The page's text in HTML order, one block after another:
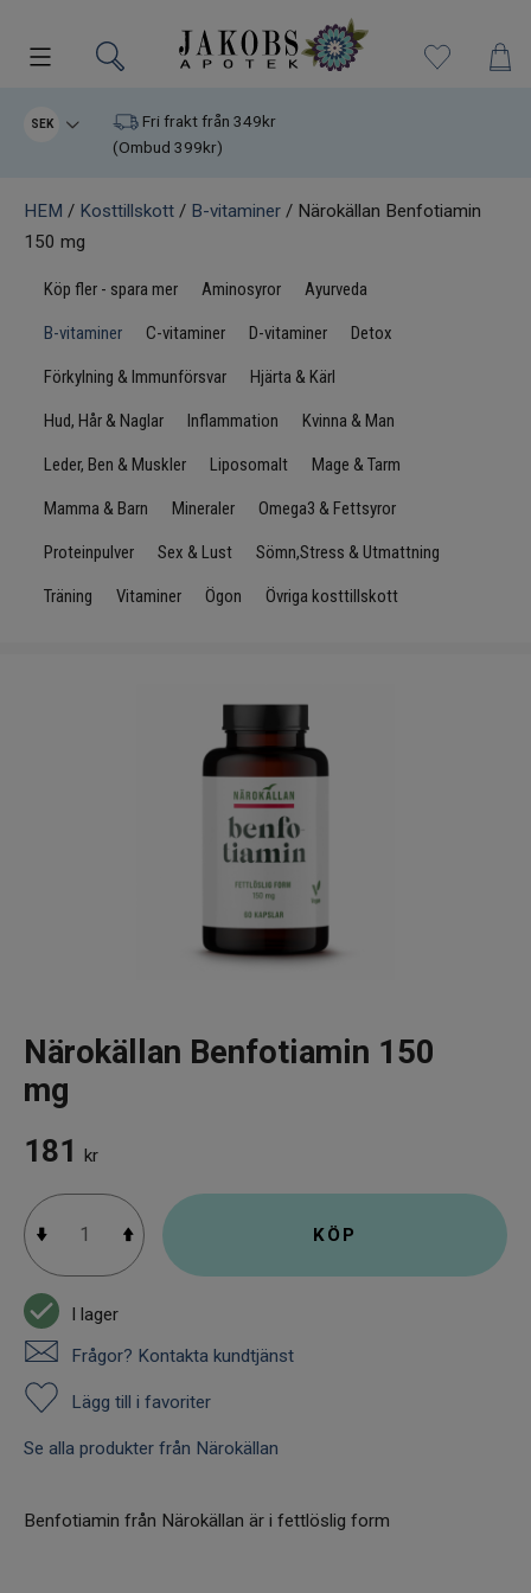
Kampanjer
Varumärken
Kosttillskott
Hudvård
Infrarött Ljus
Vattenrening & Övrigt
SEK
Fri frakt från 349kr
(Ombud 399kr)
HEM / Kosttillskott / B-vitaminer / Närokällan Benfotiamin
150 mg
Köp fler - spara mer Aminosyror Ayurveda
B-vitaminer C-vitaminer D-vitaminer Detox
Förkylning & Immunförsvar Hjärta & Kärl
Hud, Hår & Naglar Inflammation Kvinna & Man
Leder, Ben & Muskler Liposomalt Mage & Tarm
Mamma & Barn Mineraler Omega3 & Fettsyror
Proteinpulver Sex & Lust Sömn,Stress & Utmattning
Träning Vitaminer Ögon Övriga kosttillskott
Närokällan Benfotiamin 150
mg
181 kr
KÖP
I lager
Frågor? Kontakta kundtjänst
Lägg till i favoriter
Se alla produkter från Närokällan
Benfotiamin från Närokällan är i fettlöslig form